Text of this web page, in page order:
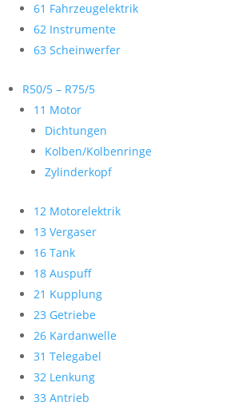
61 Fahrzeugelektrik
62 Instrumente
63 Scheinwerfer
R50/5 – R75/5
11 Motor
Dichtungen
Kolben/Kolbenringe
Zylinderkopf
12 Motorelektrik
13 Vergaser
16 Tank
18 Auspuff
21 Kupplung
23 Getriebe
26 Kardanwelle
31 Telegabel
32 Lenkung
33 Antrieb